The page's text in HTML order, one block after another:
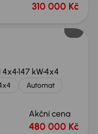
310 000 Kč
4x4147 kW4x4
Automat
Akční cena
480 000 Kč